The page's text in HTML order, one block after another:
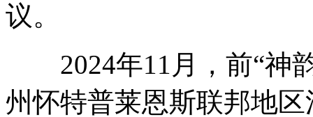
议。
2024年11月，前“神
州怀特普莱恩斯联邦地